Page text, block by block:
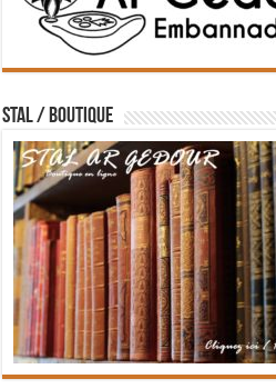
STAL / BOUTIQUE